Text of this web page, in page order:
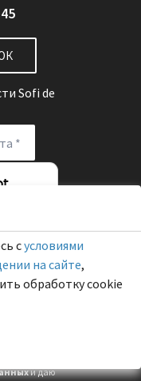
Sofi de
и даю
сусловиями
на сайте,
обработку cookie